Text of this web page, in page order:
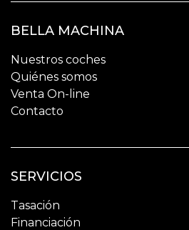
BELLA MACHINA
Nuestros coches
Quiénes somos
Venta On-line
Contacto
SERVICIOS
Tasación
Financiación